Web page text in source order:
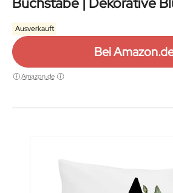
Ausverkauft
Bei
Amazon.de